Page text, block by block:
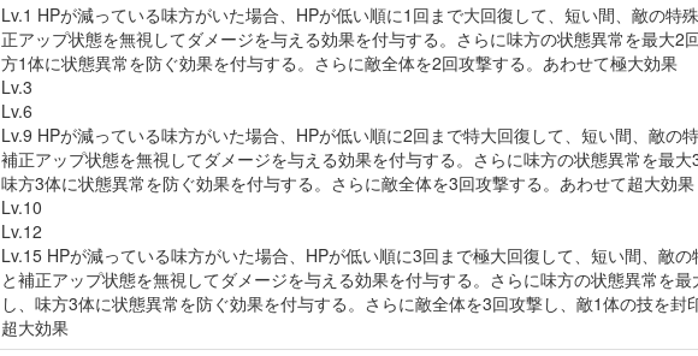
Lv.1 HPが減っている味方がいた場合、HPが低い順に1回まで大回復して、短い間、敵の特
正アップ状態を無視してダメージを与える効果を付与する。さらに味方の状態異常を最大2
方1体に状態異常を防ぐ効果を付与する。さらに敵全体を2回攻撃する。あわせて極大効果
Lv.3
Lv.6
Lv.9 HPが減っている味方がいた場合、HPが低い順に2回まで特大回復して、短い間、敵の
補正アップ状態を無視してダメージを与える効果を付与する。さらに味方の状態異常を最大3
味方3体に状態異常を防ぐ効果を付与する。さらに敵全体を3回攻撃する。あわせて超大効果
Lv.10
Lv.12
Lv.15 HPが減っている味方がいた場合、HPが低い順に3回まで極大回復して、短い間、敵
と補正アップ状態を無視してダメージを与える効果を付与する。さらに味方の状態異常を最
し、味方3体に状態異常を防ぐ効果を付与する。さらに敵全体を3回攻撃し、敵1体の技を封
超大効果